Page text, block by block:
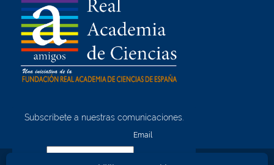
Subscríbete a nuestras comunicaciones.
Email